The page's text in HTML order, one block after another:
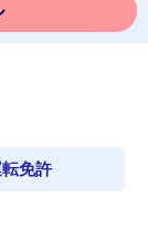
免許